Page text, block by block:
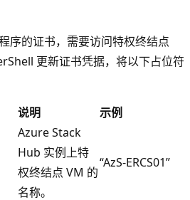
序的证书，需要访问特权终结点
更新证书凭据，将以下占位符
说明 示例
Azure Stack
Hub 实例上特
权终结点 VM 的
名称。
“AzS-ERCS01”